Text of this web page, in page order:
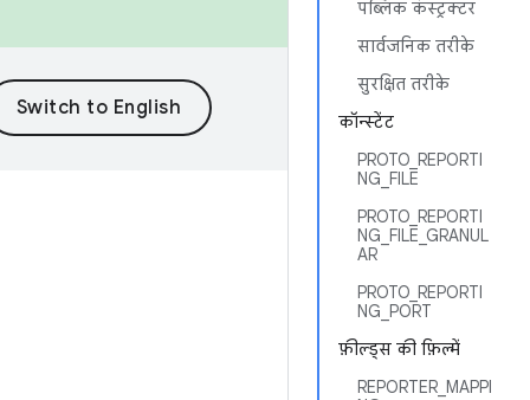
पब्लिक कंस्ट्रक्टर
सार्वजनिक तरीके
सुरक्षित तरीके
कॉन्स्टेंट
PROTO_REPORTI
NG_FILE
PROTO_REPORTI
NG_FILE_GRANUL
AR
PROTO_REPORTI
NG_PORT
फ़ील्ड्स की फ़िल्में
REPORTER_MAPPI